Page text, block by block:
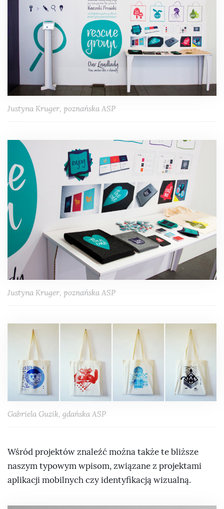
Justyna Kruger, poznańska ASP
Justyna Kruger, poznańska ASP
Gabriela Guzik, gdańska ASP
Wśród projektów znaleźć można także te bliższe
naszym typowym wpisom, związane z projektami
aplikacji mobilnych czy identyfikacją wizualną.